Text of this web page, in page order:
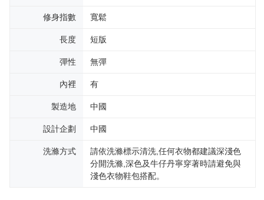
修身指數 寬鬆
長度 短版
彈性 無彈
內裡 有
製造地 中國
設計企劃 中國
洗滌方式
請依洗滌標示清洗,任何衣物都建議深淺色
分開洗滌,深色及牛仔丹寧穿著時請避免與
淺色衣物鞋包搭配。